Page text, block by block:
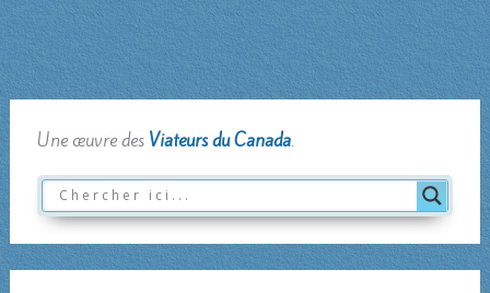
Une œuvre des Viateurs du Canada.